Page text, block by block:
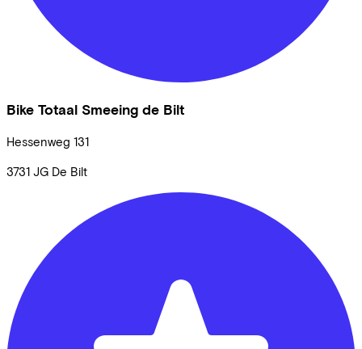
Bike Totaal Smeeing de Bilt
Hessenweg 131
3731 JG De Bilt